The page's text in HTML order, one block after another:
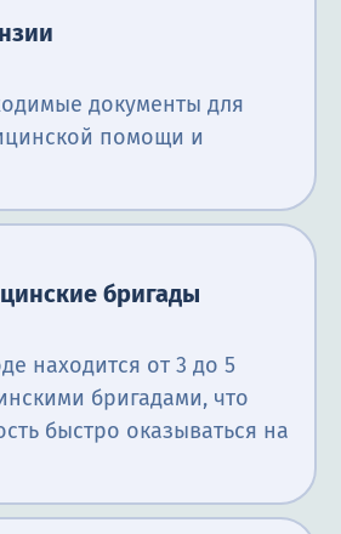
документы для
помощи и
бригады
находится от 3 до 5
бригадами, что
быстро оказываться на